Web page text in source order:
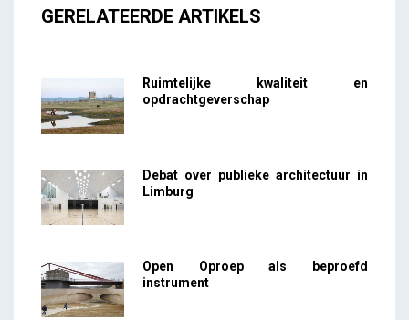
GERELATEERDE ARTIKELS
Ruimtelijke kwaliteit en
opdrachtgeverschap
Debat over publieke architectuur in
Limburg
Open Oproep als beproefd
instrument